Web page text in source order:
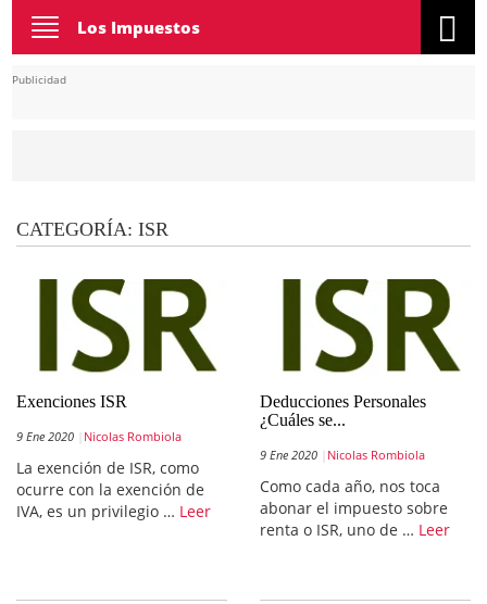
Toggle
navigation
Los Impuestos
Publicidad
CATEGORÍA: ISR
Exenciones ISR
9 Ene 2020 Nicolas Rombiola
La exención de ISR, como
ocurre con la exención de
IVA, es un privilegio … Leer
Deducciones Personales
¿Cuáles se...
9 Ene 2020 Nicolas Rombiola
Como cada año, nos toca
abonar el impuesto sobre
renta o ISR, uno de … Leer